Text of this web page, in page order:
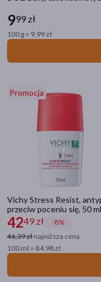
999 zł
100 g = 9,99 zł
Promocja
Vichy Stress Resist,
przeciw poceniu się, 50 ml
4249 zł
-8%
46,39 zł najniższa cena
100 ml = 84,98 zł